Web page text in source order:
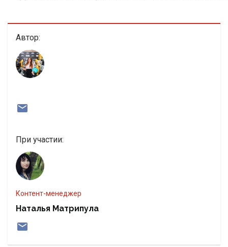
Автор:
При участии:
Контент-менеджер
Наталья Матрипула